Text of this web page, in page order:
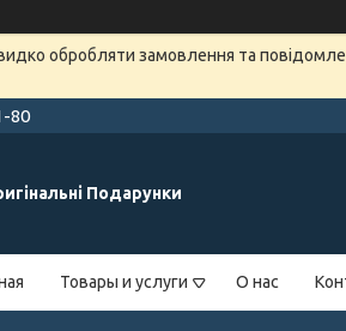
обробляти замовлення та
80
Подарунки
Товары и услуги О нас